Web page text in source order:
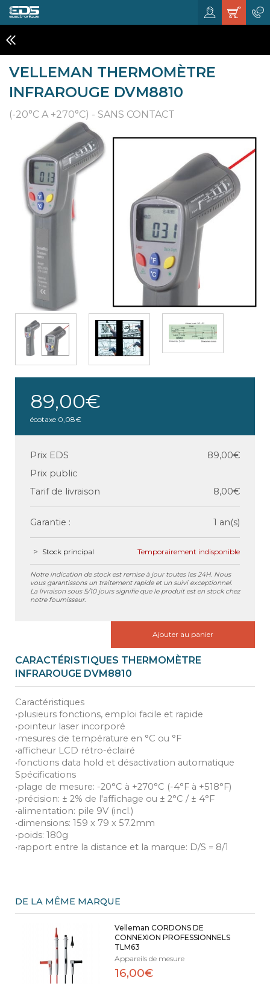
VELLEMAN THERMOMÈTRE
INFRAROUGE DVM8810
(-20°C A +270°C) - SANS CONTACT
89,00€
écotaxe 0,08€
Prix EDS
89,00€
Prix public
Tarif de livraison
8,00€
Garantie : 1 an(s)
Stock principal Temporairement indisponible
Notre indication de stock est remise à jour toutes les 24H. Nous
vous garantissons un traitement rapide et un suivi exceptionnel.
La livraison sous 5/10 jours signifie que le produit est en stock chez
notre fournisseur.
Ajouter au panier
CARACTÉRISTIQUES THERMOMÈTRE
INFRAROUGE DVM8810
Caractéristiques
•plusieurs fonctions, emploi facile et rapide
•pointeur laser incorporé
•mesures de température en °C ou °F
•afficheur LCD rétro-éclairé
•fonctions data hold et désactivation automatique
Spécifications
•plage de mesure: -20°C à +270°C (-4°F à +518°F)
•précision: ± 2% de l'affichage ou ± 2°C / ± 4°F
•alimentation: pile 9V (incl.)
•dimensions: 159 x 79 x 57.2mm
•poids: 180g
•rapport entre la distance et la marque: D/S = 8/1
DE LA MÊME MARQUE
Velleman CORDONS DE
CONNEXION PROFESSIONNELS
TLM63
Appareils de mesure
16,00€